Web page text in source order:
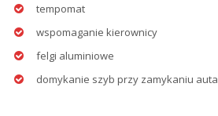
tempomat
wspomaganie kierownicy
felgi aluminiowe
domykanie szyb przy zamykaniu auta